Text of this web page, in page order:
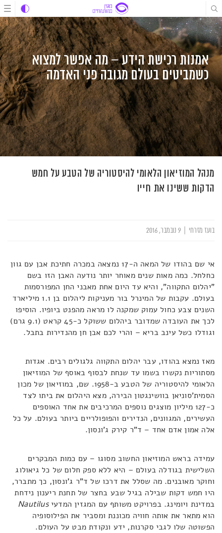
דלג
לתוכן
דלג
לתוכן
דלג
לניווט
אמנות רכישת הידע – מה אפשר למצוא
כשמביטים בעולם מגובה פני האדמה
מנהל המוזיאון הלאומי להיסטוריה של הטבע על חמש
הדקות ששינו את חייו
בועז מזרחי
אי שם בהודו של המאה ה-17 נמצאה במכרה חתיכת אבן עם גוון
כחלחל. כמה מאות שנים מאוחר יותר נודעה האבן הזו בשם
"יהלום התקווה", והיא עד היום אחת מאבני החן המפורסמות
בעולם. עקבות של המינרל בור מעניקות ליהלום בן 1.1 מיליארד
השנים צבע כחול עמוק שמקנה לו מראה מהפנט ביופיו. הוסיפו
לכך את העובדה שמדובר ביהלום ששוקל כ-45 קראט (9.1 גרם)
וגודלו כשל עינב בריא – והרי לכם אבן חן מהנדירות בתבל.
מאז נמצא בהודו, עבר יהלום התקווה גלגולים רבים. אגדות
מסתוריות נקשרו בשמו עד שנחת לבסוף באוסף של המוזיאון
הלאומי להיסטוריה של הטבע ב-1958. שם, במוזיאון של מכון
הסמית'סוניאן בוושינגטון הבירה, מצא היהלום את ביתו לצד
כ-127 מיליון מוצגים נוספים המרכיבים את אחד האוספים
העשירים, המגוונים, הנדירים והפופולריים ביותר בעולם. על כל
אלה אמון אדם אחד – ד"ר קירק ג'ונסון.
עמידה בראש המוזיאון החשוב מסוגו – עם כמות המבקרים
השלישית בגודלה בעולם – היא ללא ספק חלום של כל גיאולוג
וחוקר מאובנים. מה שסלל את דרכו של ד"ר ג'ונסון, כך מתברר,
היו חמש דקות שבילה בגיל שבע בחצר של תחנת ריענון נידחת
במדינת ויומינג. בפרויקט משותף עם המגזין המדעיNautilus
הוא מתאר את אותה חוויה מכוננת ומסביר את הפילוסופיה
הפשוטה שלו לגבי סקרנות, ידע ונקודת מבט על העולם.